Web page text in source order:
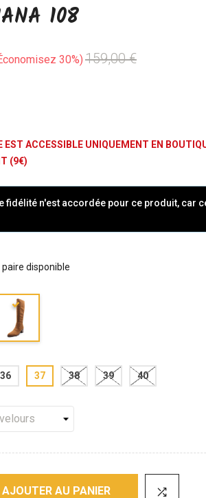
108
30% 159,00 €
EST ACCESSIBLE UNIQUEMENT EN
(9€)
fidélité n'est accordée pour ce produit, car
disponible
36 37 38 39 40
AJOUTER AU PANIER